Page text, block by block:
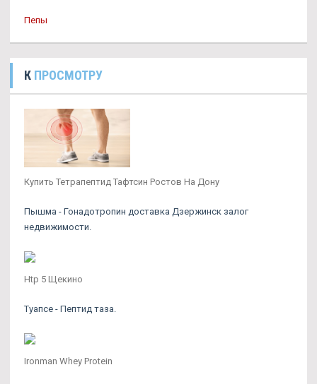
Пепы
К ПРОСМОТРУ
Купить Тетрапептид Тафтсин Ростов На Дону
Пышма - Гонадотропин доставка Дзержинск залог
недвижимости.
Htp 5 Щекино
Туапсе - Пептид таза.
Ironman Whey Protein